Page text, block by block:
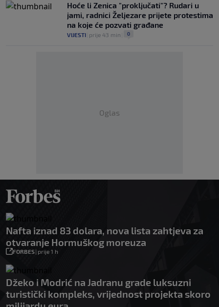
Hoće li Zenica "proključati"? Rudari u
jami, radnici Željezare prijete protestima
na koje će pozvati građane
VIJESTI prije 43 min 0
Oglas
Nafta iznad 83 dolara, nova lista zahtjeva za
otvaranje Hormuškog moreuza
FORBES| prije 1 h
Džeko i Modrić na Jadranu grade luksuzni
turistički kompleks, vrijednost projekta skoro